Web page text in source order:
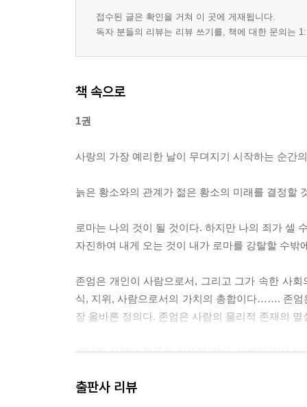
접수된 글은 확인을 거쳐 이 곳에 게재됩니다.
독자 분들의 리뷰는 리뷰 쓰기를, 책에 대한 문의는
책 속으로
1권
사랑의 가장 예리한 날이 무뎌지기 시작하는 순간
늙은 황소와의 관계가 젊은 황소의 미래를 결정할
로마는 나의 것이 될 것이다. 하지만 나의 죄가 셀
자진하여 내게 오는 것이 내가 로마를 강탈할 수
존엄은 개인이 사람으로서, 그리고 그가 속한 사
식, 지위, 사람으로서의 가치의 총합이다……. 존엄
장 올바른 정의다. 존엄은 사람의 물리적 존재의 멸
위대한 사람의 적들은 히드라 같다. 아무리 많은
출판사 리뷰